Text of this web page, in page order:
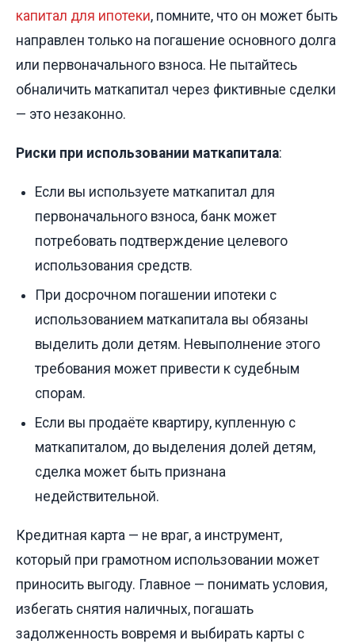
капитал для ипотеки, помните, что он может быть
направлен только на погашение основного долга
или первоначального взноса. Не пытайтесь
обналичить маткапитал через фиктивные сделки
— это незаконно.
Риски при использовании маткапитала:
Если вы используете маткапитал для
первоначального взноса, банк может
потребовать подтверждение целевого
использования средств.
При досрочном погашении ипотеки с
использованием маткапитала вы обязаны
выделить доли детям. Невыполнение этого
требования может привести к судебным
спорам.
Если вы продаёте квартиру, купленную с
маткапиталом, до выделения долей детям,
сделка может быть признана
недействительной.
Кредитная карта — не враг, а инструмент,
который при грамотном использовании может
приносить выгоду. Главное — понимать условия,
избегать снятия наличных, погашать
задолженность вовремя и выбирать карты с